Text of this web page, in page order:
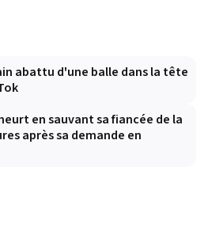
abattu d'une balle dans la tête
en sauvant sa fiancée de la
après sa demande en